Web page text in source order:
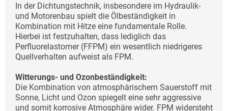
In der Dichtungstechnik, insbesondere im Hydraulik-
und Motorenbau spielt die Ölbeständigkeit in
Kombination mit Hitze eine fundamentale Rolle.
Hierbei ist festzuhalten, dass lediglich das
Perfluorelastomer (FFPM) ein wesentlich niedrigeres
Quellverhalten aufweist als FPM.
Witterungs- und Ozonbeständigkeit:
Die Kombination von atmosphärischem Sauerstoff mit
Sonne, Licht und Ozon spiegelt eine sehr aggressive
und somit korrosive Atmosphäre wider. FPM widersteht